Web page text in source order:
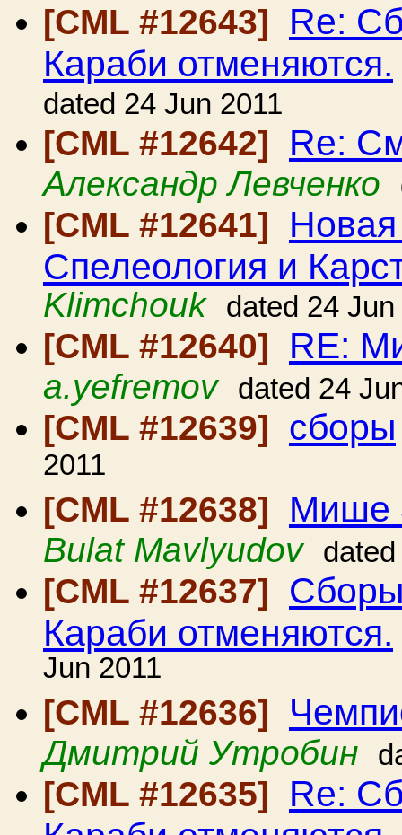
[CML #12643] Re:
Караби отменяются.
dated 24 Jun 2011
[CML #12642] Re:
Александр Левченко
[CML #12641]
Спелеология и
Klimchouk
dated 24 Jun
[CML #12640] RE:
a.yefremov dated 24
[CML #12639] сборы
2011
[CML #12638]
Мише
Bulat Mavlyudov
[CML #12637] Сборы
Караби отменяются.
Jun 2011
[CML #12636]
Дмитрий Утробин
[CML #12635] Re: